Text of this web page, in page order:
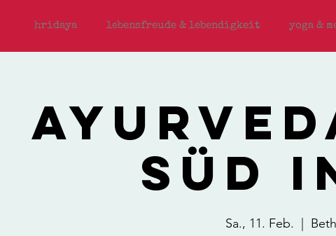
hridaya lebensfreude & lebendigkeit yoga &
Süd
Sa., 11. Feb.